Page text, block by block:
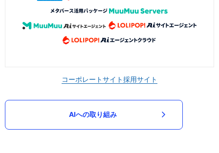
コーポレートサイト採用サイト
AIへの取り組み